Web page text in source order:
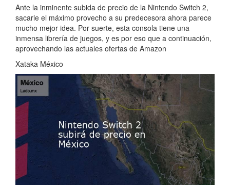
Ante la inminente subida de precio de la Nintendo Switch 2,
sacarle el máximo provecho a su predecesora ahora parece
mucho mejor idea. Por suerte, esta consola tiene una
inmensa librería de juegos, y es por eso que a continuación,
aprovechando las actuales ofertas de Amazon
Xataka México